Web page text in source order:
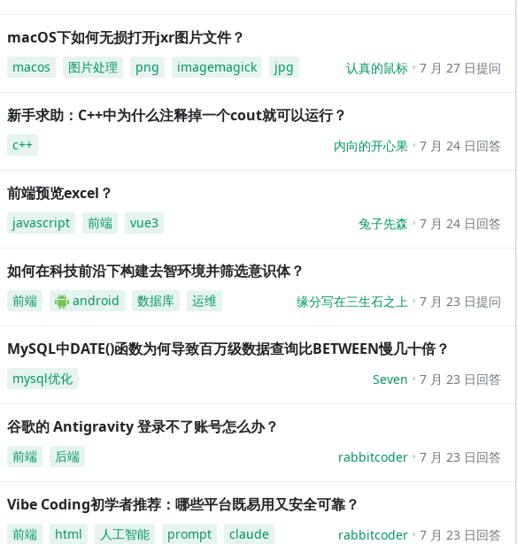
macOS下如何无损打开jxr图片文件？
macos 图片处理 png imagemagick jpg 认真的鼠标 7 月 27 日提问
新手求助：C++中为什么注释掉一个cout就可以运行？
c++ 内向的开心果 7 月 24 日回答
前端预览excel？
javascript 前端 vue3 兔子先森 7 月 24 日回答
如何在科技前沿下构建去智环境并筛选意识体？
前端 android 数据库 运维 缘分写在三生石之上 7 月 23 日提问
MySQL中DATE()函数为何导致百万级数据查询比BETWEEN慢几十倍？
mysql优化 Seven 7 月 23 日回答
谷歌的 Antigravity 登录不了账号怎么办？
前端 后端 rabbitcoder 7 月 23 日回答
Vibe Coding初学者推荐：哪些平台既易用又安全可靠？
前端 html 人工智能 prompt claude rabbitcoder 7 月 23 日回答